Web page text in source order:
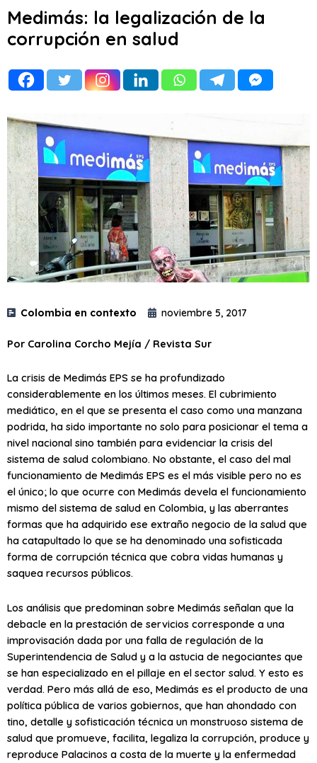
Medimás: la legalización de la
corrupción en salud
Colombia en contexto noviembre 5, 2017
Por Carolina Corcho Mejía / Revista Sur
La crisis de Medimás EPS se ha profundizado
considerablemente en los últimos meses. El cubrimiento
mediático, en el que se presenta el caso como una manzana
podrida, ha sido importante no solo para posicionar el tema a
nivel nacional sino también para evidenciar la crisis del
sistema de salud colombiano. No obstante, el caso del mal
funcionamiento de Medimás EPS es el más visible pero no es
el único; lo que ocurre con Medimás devela el funcionamiento
mismo del sistema de salud en Colombia, y las aberrantes
formas que ha adquirido ese extraño negocio de la salud que
ha catapultado lo que se ha denominado una sofisticada
forma de corrupción técnica que cobra vidas humanas y
saquea recursos públicos.
Los análisis que predominan sobre Medimás señalan que la
debacle en la prestación de servicios corresponde a una
improvisación dada por una falla de regulación de la
Superintendencia de Salud y a la astucia de negociantes que
se han especializado en el pillaje en el sector salud. Y esto es
verdad. Pero más allá de eso, Medimás es el producto de una
política pública de varios gobiernos, que han ahondado con
tino, detalle y sofisticación técnica un monstruoso sistema de
salud que promueve, facilita, legaliza la corrupción, produce y
reproduce Palacinos a costa de la muerte y la enfermedad